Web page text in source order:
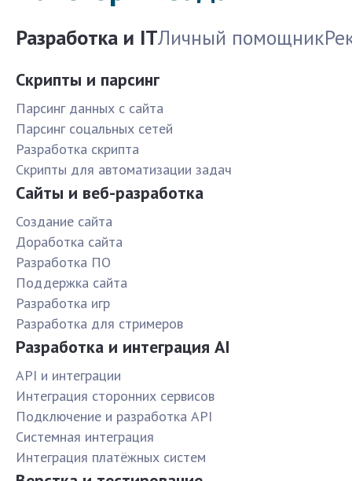
Разработка и ITЛичный помощник
Скрипты и парсинг
Парсинг данных с сайта
Парсинг соцальных сетей
Разработка скрипта
Скрипты для автоматизации задач
Сайты и веб-разработка
Создание сайта
Доработка сайта
Разработка ПО
Поддержка сайта
Разработка игр
Разработка для стримеров
Разработка и интеграция AI
API и интеграции
Интеграция сторонних сервисов
Подключение и разработка API
Системная интеграция
Интеграция платёжных систем